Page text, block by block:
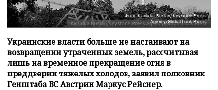
Фото: Kaniuka Ruslan/Keystone Press
Agency/Global Look Press
Украинские власти больше не настаивают на
возвращении утраченных земель, рассчитывая
лишь на временное прекращение огня в
преддверии тяжелых холодов, заявил полковник
Генштаба ВС Австрии Маркус Рейснер.